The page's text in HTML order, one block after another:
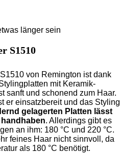
länger sein
S1510
von Remington ist dank
mit Keramik-
sanft und schonend zum Haar.
er einsatzbereit und das Styling
gelagerten Platten lässt
. Allerdings gibt es
an ihm: 180 °C und 220 °C.
feines Haar nicht sinnvoll, da
als 180 °C benötigt.